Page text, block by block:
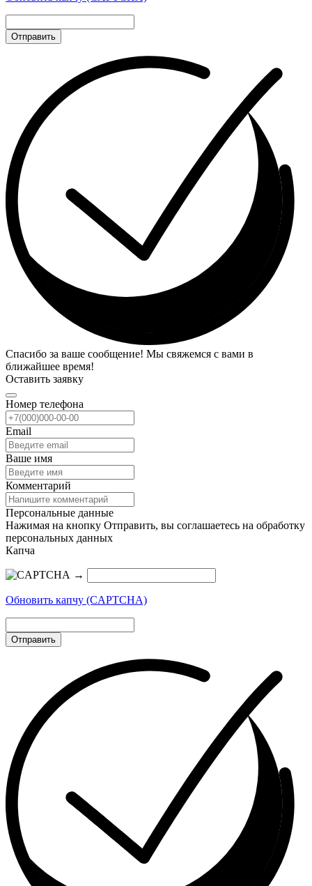
Отправить
Спасибо за ваше сообщение! Мы свяжемся с вами в
ближайшее время!
Оставить заявку
Номер телефона
Email
Ваше имя
Комментарий
Персональные данные
Нажимая на кнопку Отправить, вы соглашаетесь на обработку
персональных данных
Капча
→
Обновить капчу (CAPTCHA)
Отправить